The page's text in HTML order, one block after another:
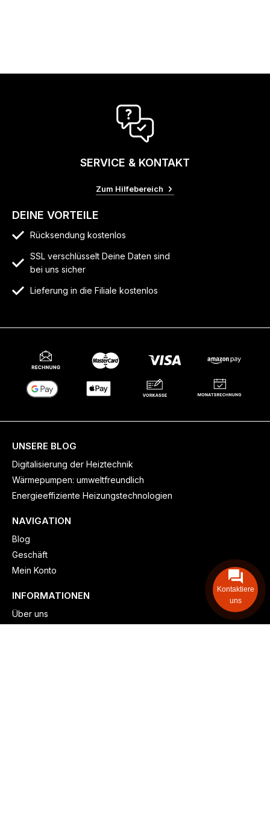
SERVICE & KONTAKT
Zum Hilfebereich
DEINE VORTEILE
Rücksendung kostenlos
SSL verschlüsselt Deine Daten sind
bei uns sicher
Lieferung in die Filiale kostenlos
UNSERE BLOG
Digitalisierung der Heiztechnik
Wärmepumpen: umweltfreundlich
Energieeffiziente Heizungstechnologien
NAVIGATION
Blog
Geschäft
Mein Konto
INFORMATIONEN
Über uns
Kontaktiere
uns